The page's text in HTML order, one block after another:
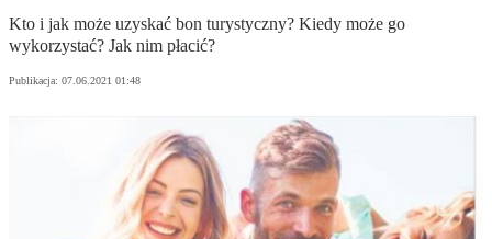
Kto i jak może uzyskać bon turystyczny? Kiedy może go
wykorzystać? Jak nim płacić?
Publikacja: 07.06.2021 01:48